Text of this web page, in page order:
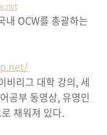
내 OCW를 총괄하는
비리그 대학 강의, 세
공부 동영상, 유명인
채워져 있다.